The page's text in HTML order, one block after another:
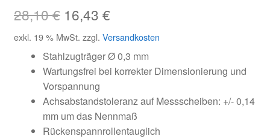
Kontakt
Kundeninformationen
Mein Konto
Shop
28,10€ Ursprünglicher
Preis
war:
28,10 €
16,43 €Aktueller
Preis
ist:
16,43 €.
exkl. 19 % MwSt. zzgl. Versandkosten
Stahlzugträger Ø 0,3 mm
Wartungsfrei bei korrekter Dimensionierung und
Vorspannung
Achsabstandstoleranz auf Messscheiben: +/- 0,14
mm um das Nennmaß
Rückenspannrollentauglich